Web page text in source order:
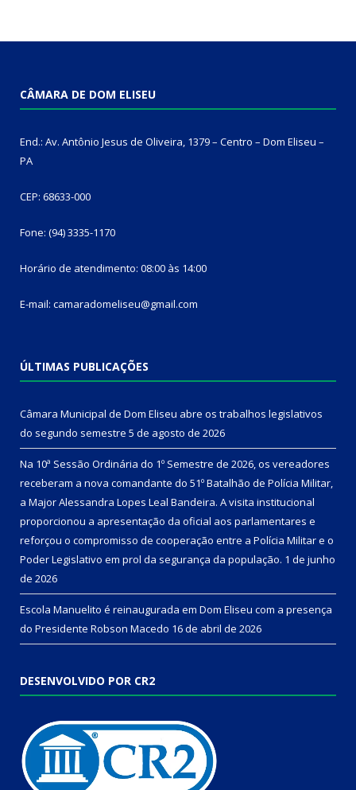
CÂMARA DE DOM ELISEU
End.: Av. Antônio Jesus de Oliveira, 1379 – Centro – Dom Eliseu –
PA
CEP: 68633-000
Fone: (94) 3335-1170
Horário de atendimento: 08:00 às 14:00
E-mail: camaradomeliseu@gmail.com
ÚLTIMAS PUBLICAÇÕES
Câmara Municipal de Dom Eliseu abre os trabalhos legislativos
do segundo semestre 5 de agosto de 2026
Na 10ª Sessão Ordinária do 1º Semestre de 2026, os vereadores
receberam a nova comandante do 51º Batalhão de Polícia Militar,
a Major Alessandra Lopes Leal Bandeira. A visita institucional
proporcionou a apresentação da oficial aos parlamentares e
reforçou o compromisso de cooperação entre a Polícia Militar e o
Poder Legislativo em prol da segurança da população. 1 de junho
de 2026
Escola Manuelito é reinaugurada em Dom Eliseu com a presença
do Presidente Robson Macedo 16 de abril de 2026
DESENVOLVIDO POR CR2